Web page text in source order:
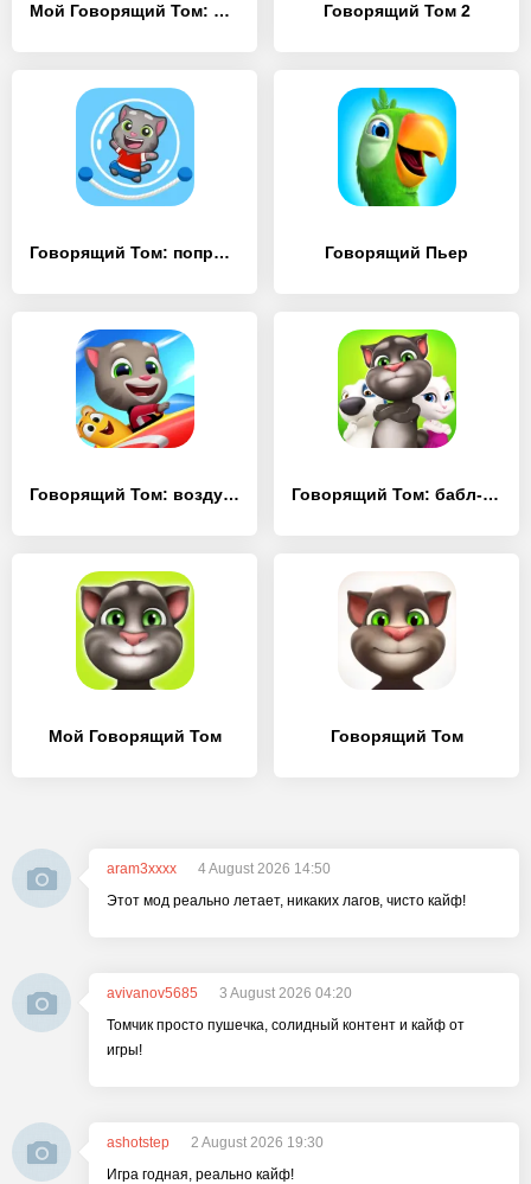
Мой Говорящий Том: Друзья Говорящий Том 2
Говорящий Том: попрыгунчик Говорящий Пьер
Говорящий Том: воздушный бег Говорящий Том: бабл-шутер
Мой Говорящий Том Говорящий Том
aram3xxxx
4 August 2026 14:50
Этот мод реально летает, никаких лагов, чисто кайф!
avivanov5685
3 August 2026 04:20
Томчик просто пушечка, солидный контент и кайф от
игры!
ashotstep
2 August 2026 19:30
Игра годная, реально кайф!